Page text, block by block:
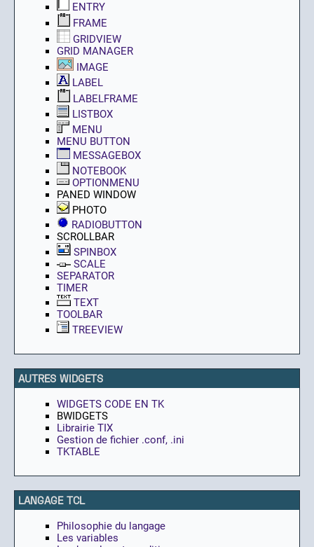
ENTRY
FRAME
GRIDVIEW
GRID MANAGER
IMAGE
LABEL
LABELFRAME
LISTBOX
MENU
MENU BUTTON
MESSAGEBOX
NOTEBOOK
OPTIONMENU
PANED WINDOW
PHOTO
RADIOBUTTON
SCROLLBAR
SPINBOX
SCALE
SEPARATOR
TIMER
TEXT
TOOLBAR
TREEVIEW
AUTRES WIDGETS
WIDGETS CODE EN TK
BWIDGETS
Librairie TIX
Gestion de fichier .conf, .ini
TKTABLE
LANGAGE TCL
Philosophie du langage
Les variables